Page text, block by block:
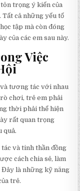
trọng ý kiến của
cả những yếu tố
tập mà còn đóng
của các em sau này.
Việc
tương tác với nhau
chơi, trẻ em phải
thời phải thể hiện
rất quan trọng
quả.
và tinh thần đồng
cách chia sẻ, làm
Đây là những kỹ năng
trẻ.